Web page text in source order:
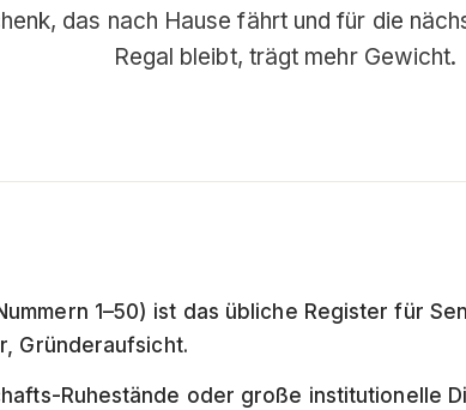
das nach Hause fährt und für die
Regal bleibt, trägt mehr Gewicht.
1–50) ist das übliche Register für
Gründeraufsicht.
Ruhestände oder große institutionelle